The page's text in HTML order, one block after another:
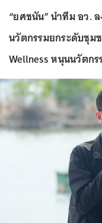
“ยศชนัน” นำทีม อว.
นวัตกรรมยกระดับชุม
Wellness หนุนนวัตก